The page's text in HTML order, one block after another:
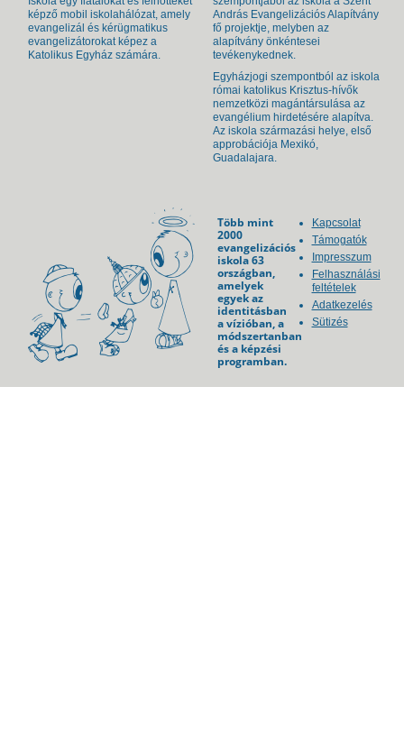
képző mobil iskolahálózat, amely
evangelizál és kérügmatikus
evangelizátorokat képez a
Katolikus Egyház számára.
András Evangelizációs Alapítvány
fő projektje, melyben az
alapítvány önkéntesei
tevékenykednek.
Egyházjogi szempontból az iskola
római katolikus Krisztus-hívők
nemzetközi magántársulása az
evangélium hirdetésére alapítva.
Az iskola származási helye, első
approbációja Mexikó,
Guadalajara.
Több mint
2000
evangelizációs
iskola 63
országban,
amelyek
egyek az
identitásban
a vízióban, a
módszertanban
és a képzési
programban.
Kapcsolat
Támogatók
Impresszum
Felhasználási
feltételek
Adatkezelés
Sütizés